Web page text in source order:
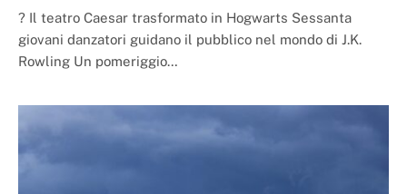
? Il teatro Caesar trasformato in Hogwarts Sessanta
giovani danzatori guidano il pubblico nel mondo di J.K.
Rowling Un pomeriggio…